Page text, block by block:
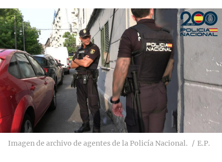
Imagen de archivo de agentes de la Policía Nacional. E.P.